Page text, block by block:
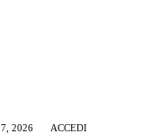
2026 ACCEDI